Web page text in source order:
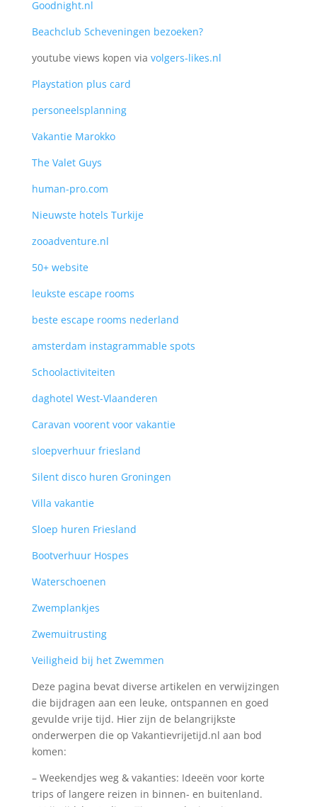
Goodnight.nl
Beachclub Scheveningen bezoeken?
youtube views kopen via volgers-likes.nl
Playstation plus card
personeelsplanning
Vakantie Marokko
The Valet Guys
human-pro.com
Nieuwste hotels Turkije
zooadventure.nl
50+ website
leukste escape rooms
beste escape rooms nederland
amsterdam instagrammable spots
Schoolactiviteiten
daghotel West-Vlaanderen
Caravan voorent voor vakantie
sloepverhuur friesland
Silent disco huren Groningen
Villa vakantie
Sloep huren Friesland
Bootverhuur Hospes
Waterschoenen
Zwemplankjes
Zwemuitrusting
Veiligheid bij het Zwemmen
Deze pagina bevat diverse artikelen en verwijzingen
die bijdragen aan een leuke, ontspannen en goed
gevulde vrije tijd. Hier zijn de belangrijkste
onderwerpen die op Vakantievrijetijd.nl aan bod
komen:
– Weekendjes weg & vakanties: Ideeën voor korte
trips of langere reizen in binnen- en buitenland.